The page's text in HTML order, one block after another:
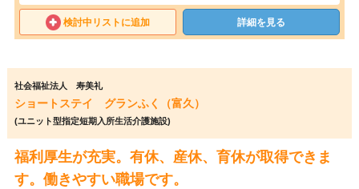
検討中リストに追加 詳細を見る
社会福祉法人 寿美礼
ショートステイ グランふく（富久）
(ユニット型指定短期入所生活介護施設)
福利厚生が充実。有休、産休、育休が取得できま
す。働きやすい職場です。